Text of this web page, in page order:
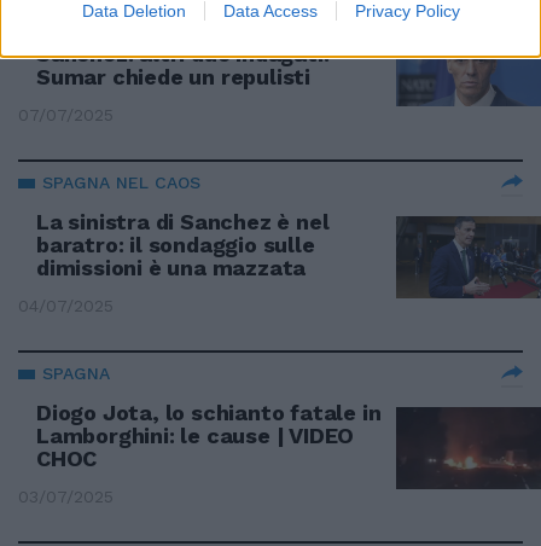
Data Deletion Data Access Privacy Policy
Sanchez: altri due indagati.
Sumar chiede un repulisti
07/07/2025
SPAGNA NEL CAOS
La sinistra di Sanchez è nel
baratro: il sondaggio sulle
dimissioni è una mazzata
04/07/2025
SPAGNA
Diogo Jota, lo schianto fatale in
Lamborghini: le cause | VIDEO
CHOC
03/07/2025